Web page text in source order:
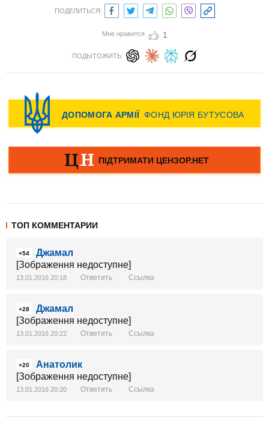
ПОДЕЛИТЬСЯ:
Мне нравится 1
ПОДЫТОЖИТЬ:
ТОП КОММЕНТАРИИ
+54
Джамал
[Зображення недоступне]
13.01.2016 20:18 Ответить Ссылка
+28
Джамал
[Зображення недоступне]
13.01.2016 20:22 Ответить Ссылка
+20
Анатолик
[Зображення недоступне]
13.01.2016 20:20 Ответить Ссылка